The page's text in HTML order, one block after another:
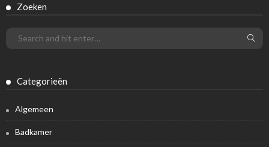
Zoeken
Categorieën
Algemeen
Badkamer